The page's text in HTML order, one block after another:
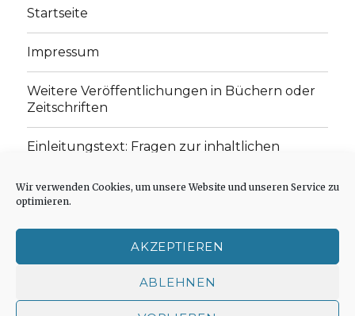
Wir verwenden Cookies, um unsere Website und unseren Service zu
optimieren.
AKZEPTIEREN
ABLEHNEN
Startseite
Impressum
Weitere Veröffentlichungen in Büchern oder
Zeitschriften
Einleitungstext: Fragen zur inhaltlichen
„schwachen Glaubens“
Cookie-Richtlinie (EU)